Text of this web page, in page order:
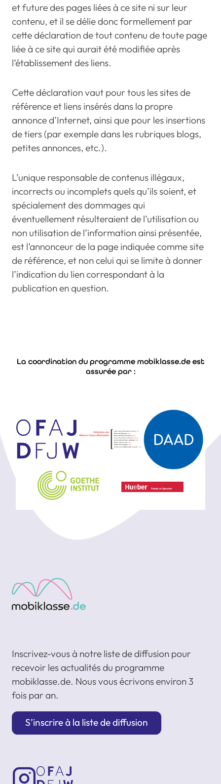
et future des pages liées à ce site ni sur leur
contenu, et il se délie donc formellement par
cette déclaration de tout contenu de toute page
liée à ce site qui aurait été modifiée après
l’établissement des liens.
Cette déclaration vaut pour tous les sites de
référence et liens insérés dans la propre
annonce d’Internet, ainsi que pour les insertions
de tiers (par exemple dans les rubriques blogs,
petites annonces, etc.).
L’unique responsable de contenus illégaux,
incorrects ou incomplets quels qu’ils soient, et
spécialement des dommages qui
éventuellement résulteraient de l’utilisation ou
non utilisation de l’information ainsi présentée,
est l’annonceur de la page indiquée comme site
de référence, et non celui qui se limite à donner
l’indication du lien correspondant à la
publication en question.
La coordination du programme mobiklasse.de est
assurée par :
Inscrivez-vous à notre liste de diffusion pour
recevoir les actualités du programme
mobiklasse.de. Nous vous écrivons environ 3
fois par an.
S’inscrire à la liste de diffusion